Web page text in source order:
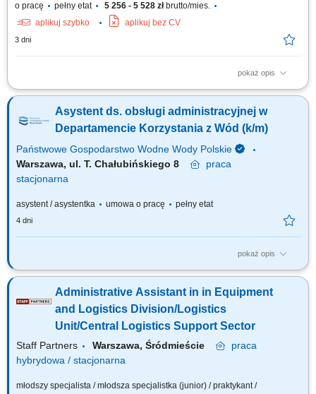
o pracę
pełny etat 5 256 - 5 528 złbrutto/mies.
aplikuj szybko
aplikuj bez CV
3 dni
pokaż opis
Zakres obowiązków: Obsługa narzędzi i programów umożliwiających
Avalon; Obsługa umów darowizn – rejestracja, weryfikacja,
przygotowanie wymaganego sprawozdania; Kontrola terminów i kwot
Asystent ds. obsługi administracyjnej w
Departamencie Korzystania z Wód (k/m)
Państwowe Gospodarstwo Wodne Wody Polskie
Warszawa, ul. T. Chałubińskiego 8
praca
stacjonarna
asystent / asystentka umowa o pracę pełny etat
4 dni
pokaż opis
OSOBA NA TYM STANOWISKU BĘDZIE ODPOWIEDZIALNA ZA: obsługę
zarządzanie obiegiem dokumentacji tradycyjnej oraz obsługę
korespondencji elektronicznej (EZD, e-PUAP, e-Doręczenia),
prowadzenie kalendarza oraz organizację i obsługę...
Administrative Assistant in in Equipment
and Logistics Division/Logistics
Unit/Central Logistics Support Sector
Staff Partners Warszawa, Śródmieście
praca
hybrydowa / stacjonarna
młodszy specjalista / młodsza specjalistka (junior) / praktykant /